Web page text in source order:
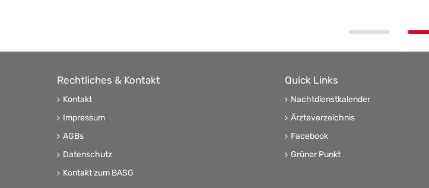
Rechtliches & Kontakt
Kontakt
Impressum
AGBs
Datenschutz
Kontakt zum BASG
Quick Links
Nachtdienstkalender
Ärzteverzeichnis
Facebook
Grüner Punkt